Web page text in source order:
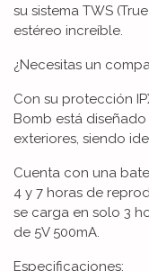
su sistema TWS
estéreo increíble.
¿Necesitas un
Con su protección
Bomb está
exteriores, siendo
Cuenta con una
4 y 7 horas de
se carga en solo 3
de 5V 500mA.
Especificaciones: